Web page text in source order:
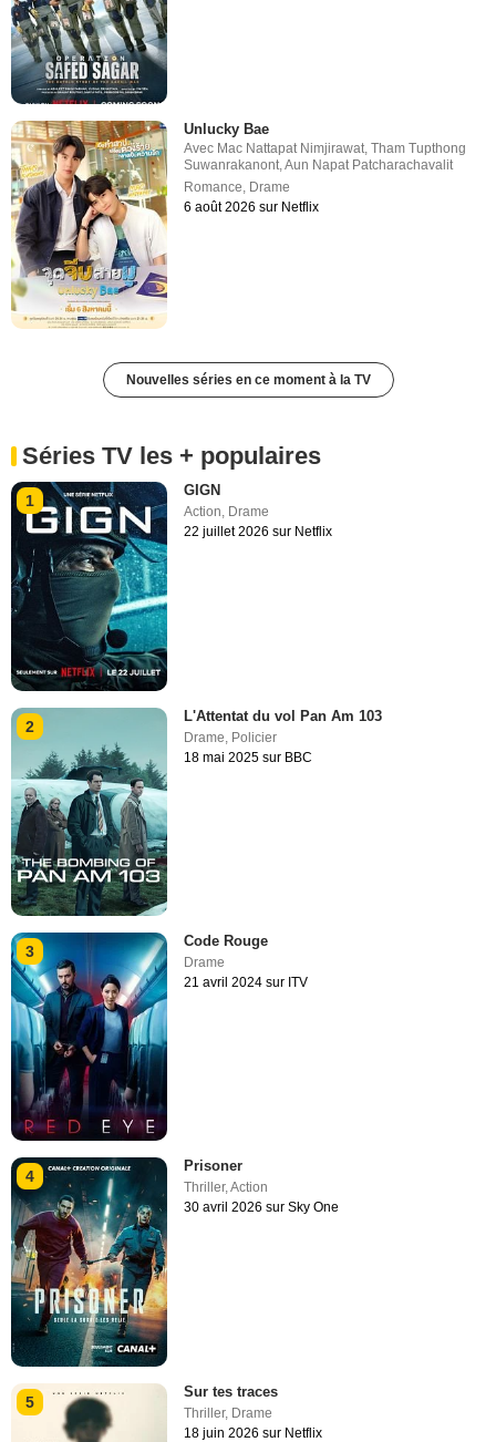
Unlucky Bae
Avec Mac Nattapat Nimjirawat,Tham Tupthong
Suwanrakanont,Aun Napat Patcharachavalit
Romance, Drame
6 août 2026 sur Netflix
Nouvelles séries en ce moment à la TV
Séries TV les + populaires
1
GIGN
Action, Drame
22 juillet 2026 sur Netflix
2
L'Attentat du vol Pan Am 103
Drame Policier
18 mai 2025 sur BBC
3
Code Rouge
Drame
21 avril 2024 sur ITV
4
Prisoner
Thriller,Action
30 avril 2026 sur Sky One
5
Sur tes traces
Thriller, Drame
18 juin 2026 sur Netflix